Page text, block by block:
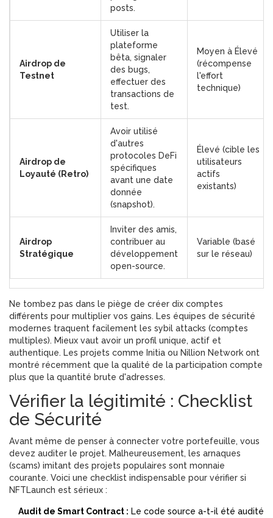
posts.
Airdrop de
Testnet
Utiliser la
plateforme
bêta, signaler
des bugs,
effectuer des
transactions de
test.
Moyen à Élevé
(récompense
l'effort
technique)
Airdrop de
Loyauté (Retro)
Avoir utilisé
d'autres
protocoles DeFi
spécifiques
avant une date
donnée
(snapshot).
Élevé (cible les
utilisateurs
actifs
existants)
Airdrop
Stratégique
Inviter des amis,
contribuer au
développement
open-source.
Variable (basé
sur le réseau)
Ne tombez pas dans le piège de créer dix comptes
différents pour multiplier vos gains. Les équipes de sécurité
modernes traquent facilement les sybil attacks (comptes
multiples). Mieux vaut avoir un profil unique, actif et
authentique. Les projets comme Initia ou Nillion Network ont
montré récemment que la qualité de la participation compte
plus que la quantité brute d'adresses.
Vérifier la légitimité : Checklist
de Sécurité
Avant même de penser à connecter votre portefeuille, vous
devez auditer le projet. Malheureusement, les arnaques
(scams) imitant des projets populaires sont monnaie
courante. Voici une checklist indispensable pour vérifier si
NFTLaunch est sérieux :
Audit de Smart Contract : Le code source a-t-il été audité